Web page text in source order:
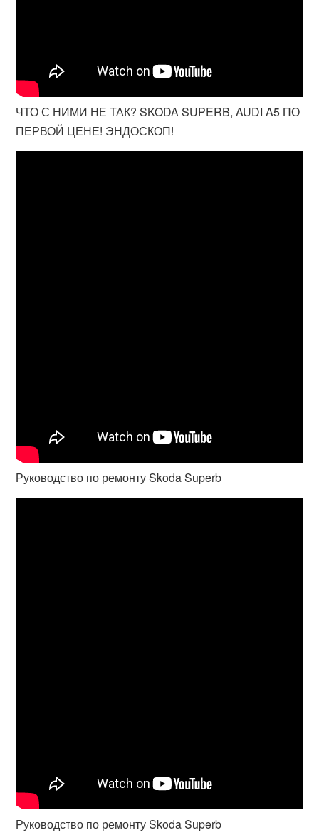
ЧТО С НИМИ НЕ ТАК? SKODA SUPERB, AUDI A5 ПО
ПЕРВОЙ ЦЕНЕ! ЭНДОСКОП!
Руководство по ремонту Skoda Superb
Руководство по ремонту Skoda Superb